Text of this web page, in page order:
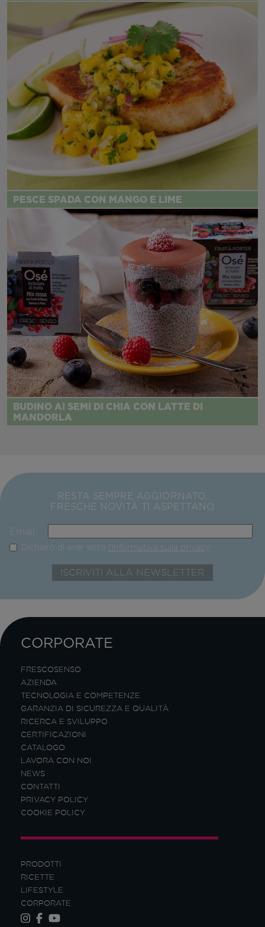
PESCE SPADA CON MANGO E LIME
BUDINO AI SEMI DI CHIA CON LATTE DI
MANDORLA
RESTA SEMPRE AGGIORNATO,
FRESCHE NOVITÀ TI ASPETTANO
Email:
Dichiaro di aver letto l'informativa sulla privacy
PRODOTTI
RICETTE
LIFESTYLE
CORPORATE
CORPORATE
FRESCOSENSO
AZIENDA
TECNOLOGIA E COMPETENZE
GARANZIA DI SICUREZZA E QUALITÀ
RICERCA E SVILUPPO
CERTIFICAZIONI
CATALOGO
LAVORA CON NOI
NEWS
CONTATTI
PRIVACY POLICY
COOKIE POLICY